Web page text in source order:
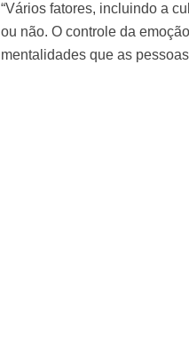
“Vários fatores, incluindo a
ou não. O controle da
mentalidades que as